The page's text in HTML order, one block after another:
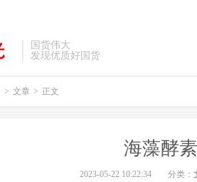
国货伟大
发现优质好国货
> 文章 > 正文
海藻酵
2023-05-22 10:22:34 分类：